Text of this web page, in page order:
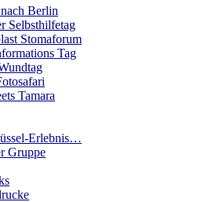
Berlin
Selbsthilfetag
Stomaforum
Tag
Tamara
Erlebnis…
Gruppe